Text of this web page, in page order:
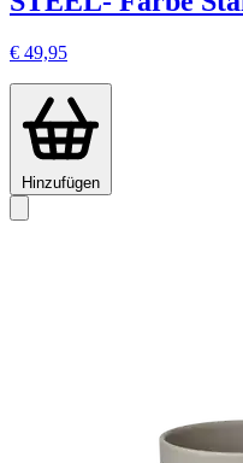
€ 49,95
Hinzufügen